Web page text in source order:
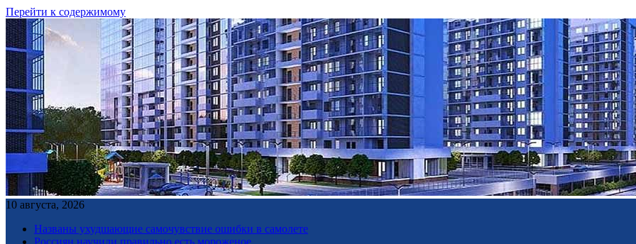
Перейти к содержимому
10 августа, 2026
Названы ухудшающие самочувствие ошибки в самолете
Россиян научили правильно есть мороженое